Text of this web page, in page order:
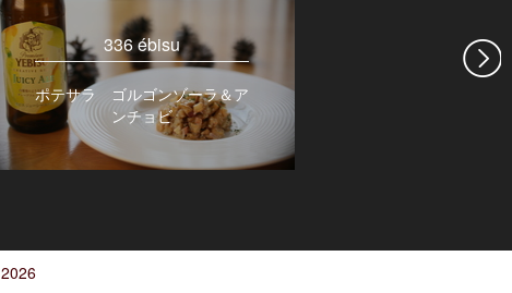
336 ébisu
ポテサラ ゴルゴンゾーラ＆ア
ンチョビ
トラン
スッパイシー
2026